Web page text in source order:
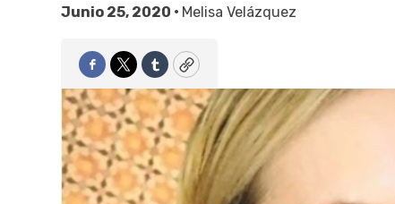
Junio 25, 2020 • Melisa Velázquez
Facebook
TwitterTumblrCopy